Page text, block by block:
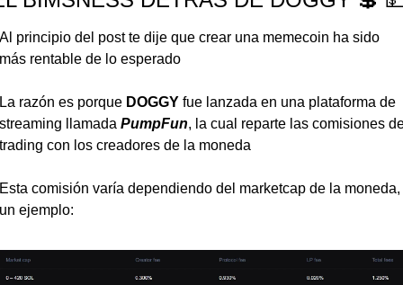
principio del post te dije que crear una memecoin ha sido
rentable de lo esperado
razón es porque DOGGY fue lanzada en una plataforma de
llamada PumpFun, la cual reparte las comisiones
con los creadores de la moneda
comisión varía dependiendo del marketcap de la moneda,
ejemplo: